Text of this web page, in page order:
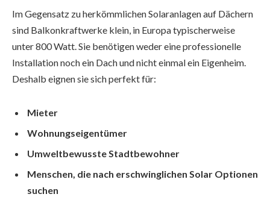
Im Gegensatz zu herkömmlichen Solaranlagen auf Dächern
sind Balkonkraftwerke klein, in Europa typischerweise
unter 800 Watt. Sie benötigen weder eine professionelle
Installation noch ein Dach und nicht einmal ein Eigenheim.
Deshalb eignen sie sich perfekt für:
Mieter
Wohnungseigentümer
Umweltbewusste Stadtbewohner
Menschen, die nach erschwinglichen Solar Optionen
suchen